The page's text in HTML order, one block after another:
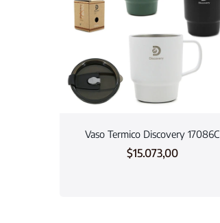
Vaso Termico Discovery 17086C
$15.073,00